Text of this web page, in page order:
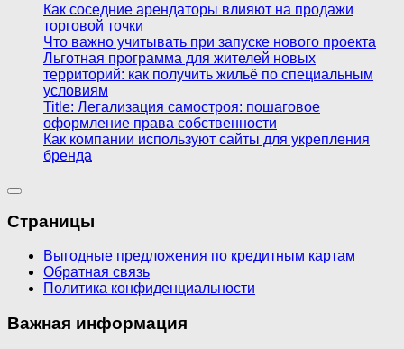
Как соседние арендаторы влияют на продажи
торговой точки
Что важно учитывать при запуске нового проекта
Льготная программа для жителей новых
территорий: как получить жильё по специальным
условиям
Title: Легализация самостроя: пошаговое
оформление права собственности
Как компании используют сайты для укрепления
бренда
Страницы
Выгодные предложения по кредитным картам
Обратная связь
Политика конфиденциальности
Важная информация